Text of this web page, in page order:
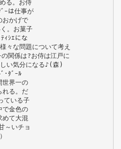
る。お侍
ｰは仕事が
おかげで
。お菓子
ｨｼｴにな
々な問題について考え
関係は?お侍は江戸に
い気分になる♪(森)
･ﾀﾞｰﾙ
世界一の
れる。だ
ている子
で金色の
めて大混
～いチョ